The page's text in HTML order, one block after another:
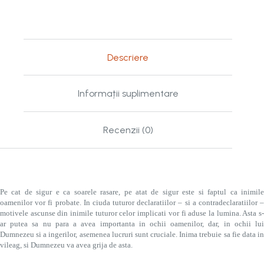
Descriere
Informații suplimentare
Recenzii (0)
Pe cat de sigur e ca soarele rasare, pe atat de sigur este si faptul ca inimile
oamenilor vor fi probate. In ciuda tuturor declaratiilor – si a contradeclaratiilor –
motivele ascunse din inimile tuturor celor implicati vor fi aduse la lumina. Asta s-
ar putea sa nu para a avea importanta in ochii oamenilor, dar, in ochii lui
Dumnezeu si a ingerilor, asemenea lucruri sunt cruciale. Inima trebuie sa fie data in
vileag, si Dumnezeu va avea grija de asta.